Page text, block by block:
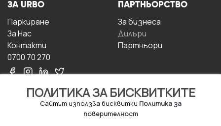
ПОЛИТИКА ЗА БИСКВИТКИТЕ
Сайтът използва бисквитки Политика за
поверителност
ЗА URBO
Паркиране
За Hас
Контакти
0700 70 270
ПАРТНЬОРСТВО
За бизнесa
Дилъри
Партньори